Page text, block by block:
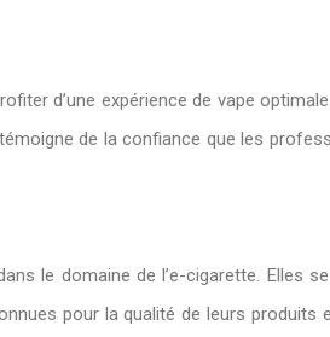
d’une expérience de vape
de la confiance que les
le domaine de l’e-cigarette. Elles
pour la qualité de leurs